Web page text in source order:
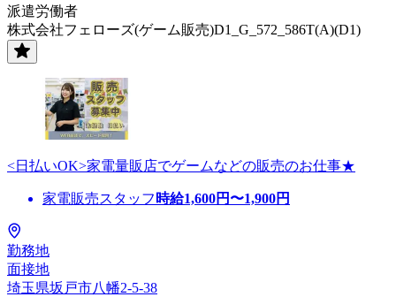
派遣労働者
株式会社フェローズ(ゲーム販売)D1_G_572_586T(A)(D1)
<日払いOK>家電量販店でゲームなどの販売のお仕事★
家電販売スタッフ 時給1,600円〜1,900円
勤務地
面接地
埼玉県坂戸市八幡2-5-38